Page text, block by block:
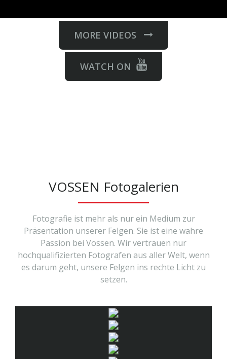
MORE VIDEOS
WATCH ON
VOSSEN Fotogalerien
Fotografie ist mehr als nur ein Medium zur
Präsentation unserer Felgen. Sie ist eine wahre
Passion bei Vossen. Wir vertrauen nur
hochqualifizierten Fotografen aus aller Welt, wenn
es darum geht, unsere Felgen ins rechte Licht zu
setzen.